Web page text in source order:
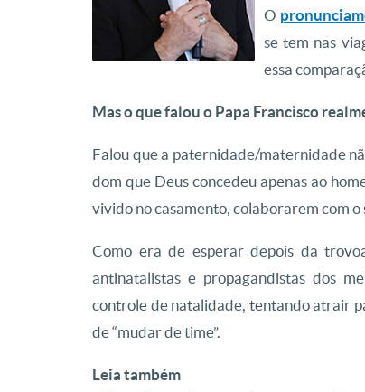
O
se tem nas
essa
Mas o que falou o Papa Francisco
Falou que a paternidade/maternidade
dom que Deus concedeu apenas ao
vivido no casamento, colaborarem com
Como era de esperar depois da
antinatalistas e propagandistas dos
controle de natalidade, tentando atrair
de “mudar de time”.
Leia também